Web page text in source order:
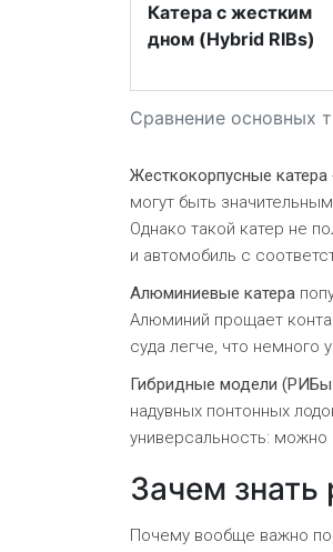
Сравнение основных
Катера с жестким
дном (Hybrid RIBs)
Жесткокорпусные катера
могут быть
Однако такой катер не
и автомобиль с
Алюминиевые катера
Алюминий прощает
суда легче, что немного
Гибридные модели
надувных понтонных
универсальность: можно
Зачем знать
Почему вообще важно